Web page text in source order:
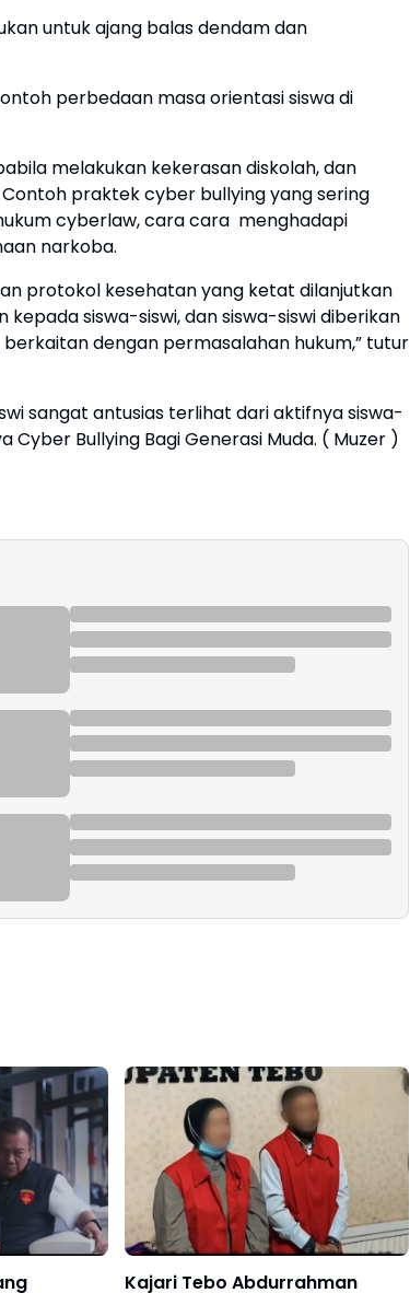
untuk ajang balas dendam dan
perbedaan masa orientasi siswa di
melakukan kekerasan diskolah, dan
praktek cyber bullying yang sering
cyberlaw, cara cara menghadapi
narkoba.
protokol kesehatan yang ketat dilanjutkan
siswa-siswi, dan siswa-siswi diberikan
dengan permasalahan hukum,” tutur
sangat antusias terlihat dari aktifnya siswa-
Bullying Bagi Generasi Muda. ( Muzer )
Kajari Tebo Abdurrahman